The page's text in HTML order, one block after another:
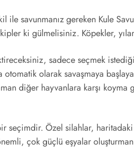
savunmanız gereken Kule
ki gülmelisiniz. Köpekler,
sadece seçmek
olarak savaşmaya
diğer hayvanlara karşı
seçimdir. Özel silahlar,
çok güçlü eşyalar